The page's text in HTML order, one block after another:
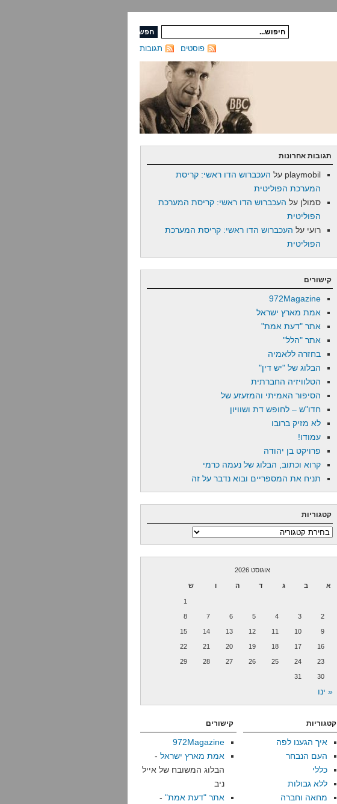
תגובות פוסטים
תגובות אחרונות
playmobil על העכברוש הדו ראשי: קריסת
המערכת הפוליטית
סמולן על העכברוש הדו ראשי: קריסת המערכת
הפוליטית
רועי על העכברוש הדו ראשי: קריסת המערכת
הפוליטית
קישורים
972Magazine
אמת מארץ ישראל
אתר "דעת אמת"
אתר "הלל"
בחזרה ללאמיה
הבלוג של "יש דין"
הטלוויזיה החברתית
הסיפור האמיתי והמזעזע של
חדו"ש – לחופש דת ושוויון
לא מזיק ברובו
עמודו!
פרויקט בן יהודה
קרוא וכתוב, הבלוג של נעמה כרמי
תניח את המספריים ובוא נדבר על זה
קטגוריות
קטגוריות
אוגוסט 2026
א ב ג ד ה ו ש
1
2
3
4
5
6
7
8
9
10
11
12
13
14
15
16
17
18
19
20
21
22
23
24
25
26
27
28
29
30
31
« ינו
קטגוריות
איך הגענו לפה
העם הנבחר
כללי
ללא גבולות
מחאה וחברה
קישורים
972Magazine
אמת מארץ ישראל -
הבלוג המשובח של אייל
ניב
אתר "דעת אמת" -